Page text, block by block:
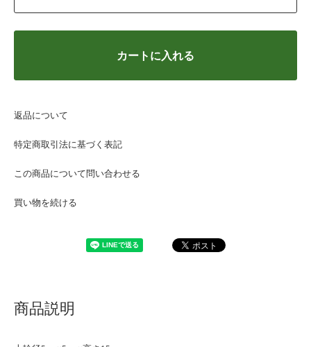
カートに入れる
返品について
特定商取引法に基づく表記
この商品について問い合わせる
買い物を続ける
商品説明